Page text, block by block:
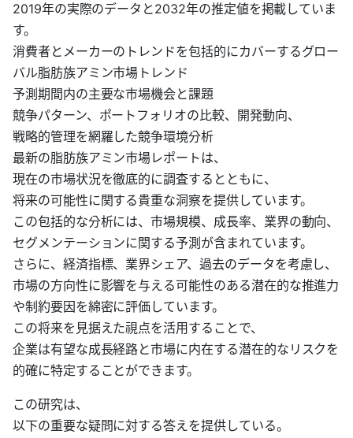
2019年の実際のデータと2032年の推定値を掲載していま
す。
消費者とメーカーのトレンドを包括的にカバーするグロー
バル脂肪族アミン市場トレンド
予測期間内の主要な市場機会と課題
競争パターン、ポートフォリオの比較、開発動向、
戦略的管理を網羅した競争環境分析
最新の脂肪族アミン市場レポートは、
現在の市場状況を徹底的に調査するとともに、
将来の可能性に関する貴重な洞察を提供しています。
この包括的な分析には、市場規模、成長率、業界の動向、
セグメンテーションに関する予測が含まれています。
さらに、経済指標、業界シェア、過去のデータを考慮し、
市場の方向性に影響を与える可能性のある潜在的な推進力
や制約要因を綿密に評価しています。
この将来を見据えた視点を活用することで、
企業は有望な成長経路と市場に内在する潜在的なリスクを
的確に特定することができます。
この研究は、
以下の重要な疑問に対する答えを提供している。